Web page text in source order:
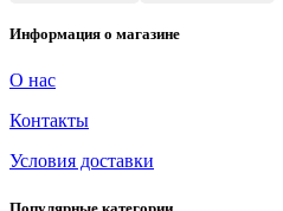
Информация о магазине
О нас
Контакты
Условия доставки